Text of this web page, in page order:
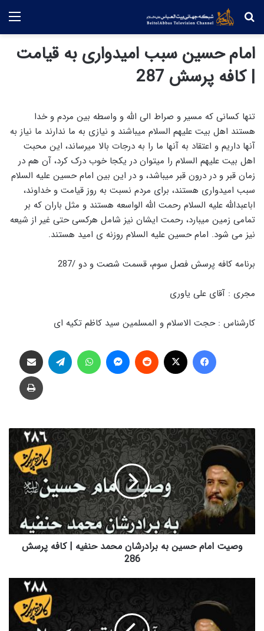
جستجو
امام حسین سبب امیدواری به قیامت
| کافه پرسش 287
تنها کسانی که مسیر و صراط الی الله و واسطه بین مردم و خدا
هستند اهل بیت علیهم السلام میباشند و نیازی به ما ندارند ما نیاز به
آنها داریم و اعتقاد به آنها ما را به درجات بالا میرساند، این محبت
اهل بیت علیهم السلام را میتوان در یکجا خوب درک کرد، آن هم در
زمان قبر و در درون قبر میباشد، و در این بین امام حسین علیه السلام
سبب امیدواری هستند، برای مردم نسبت به روز قیامت و خداوند،
اباعبدالله علیه السلام رحمت الله الواسعه هستند و مثل باران که بر
تمامی زمین میبارد، رحمت ایشان نیز شامل هرکسی حتی غیر از شیعه
نیز می شود. امام حسین علیه السلام روزنه ی امید هستند.
برنامه کافه پرسش فصل سوم، قسمت شصت و دو /287
مجری : آقای علی یاوری
کارشناس : حجت الاسلام و المسلمین سید کاظم تکیه ای
فیس بوک
‫رددیت پیام رسان واتس آپ تلگرام
وصیت
امام
حسین
به
برادرشان
محمد
حنفیه
|
کافه
پرسش
وصیت امام حسین به برادرشان محمد حنفیه | کافه پرسش
286